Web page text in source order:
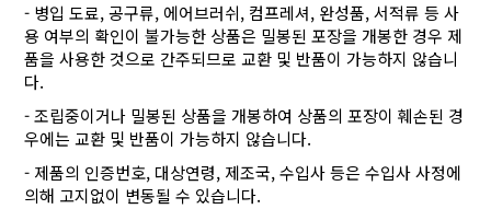
- 병입 도료, 공구류, 에어브러쉬, 컴프레셔, 완성품, 서적류 등 사
용 여부의 확인이 불가능한 상품은 밀봉된 포장을 개봉한 경우 제
품을 사용한 것으로 간주되므로 교환 및 반품이 가능하지 않습니
다.
- 조립중이거나 밀봉된 상품을 개봉하여 상품의 포장이 훼손된 경
우에는 교환 및 반품이 가능하지 않습니다.
- 제품의 인증번호, 대상연령, 제조국, 수입사 등은 수입사 사정에
의해 고지없이 변동될 수 있습니다.